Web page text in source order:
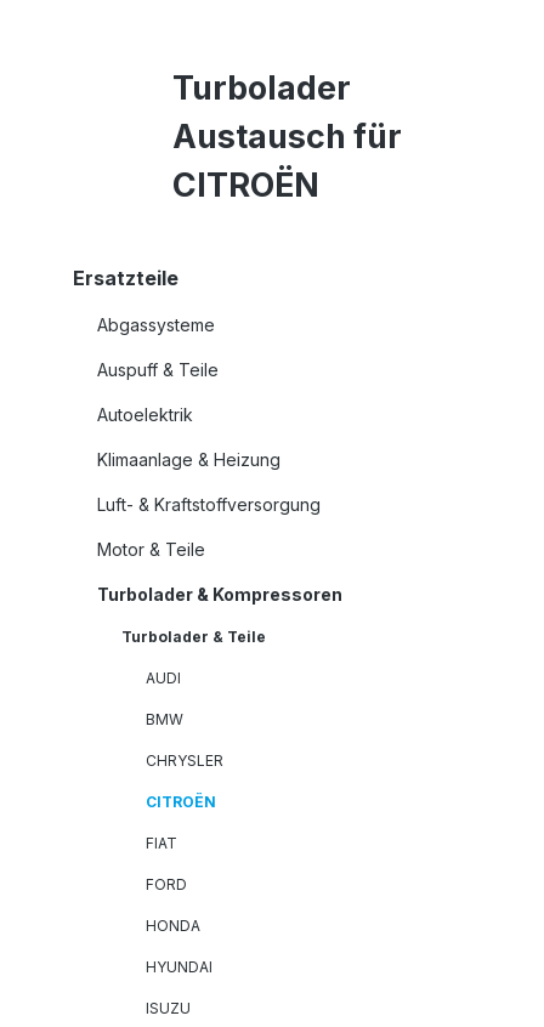
Turbolader
Austausch für
CITROËN
Ersatzteile
Abgassysteme
Auspuff & Teile
Autoelektrik
Klimaanlage & Heizung
Luft- & Kraftstoffversorgung
Motor & Teile
Turbolader & Kompressoren
Turbolader & Teile
AUDI
BMW
CHRYSLER
CITROËN
FIAT
FORD
HONDA
HYUNDAI
ISUZU